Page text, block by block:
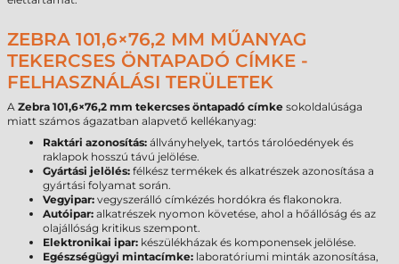
ZEBRA 101,6×76,2 MM MŰANYAG
TEKERCSES ÖNTAPADÓ CÍMKE -
FELHASZNÁLÁSI TERÜLETEK
A Zebra 101,6×76,2 mm tekercses öntapadó címke sokoldalúsága
miatt számos ágazatban alapvető kellékanyag:
Raktári azonosítás: állványhelyek, tartós tárolóedények és
raklapok hosszú távú jelölése.
Gyártási jelölés: félkész termékek és alkatrészek azonosítása a
gyártási folyamat során.
Vegyipar: vegyszerálló címkézés hordókra és flakonokra.
Autóipar: alkatrészek nyomon követése, ahol a hőállóság és az
olajállóság kritikus szempont.
Elektronikai ipar: készülékházak és komponensek jelölése.
Egészségügyi mintacímke: laboratóriumi minták azonosítása,